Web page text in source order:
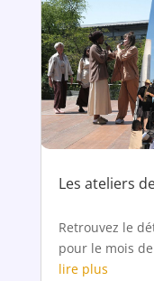
Les ateliers
Retrouvez le
pour le mois
lire plus